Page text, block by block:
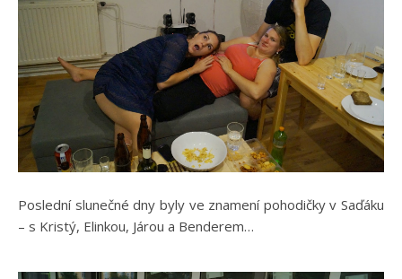
Poslední slunečné dny byly ve znamení pohodičky v Saďáku
– s Kristý, Elinkou, Járou a Benderem…